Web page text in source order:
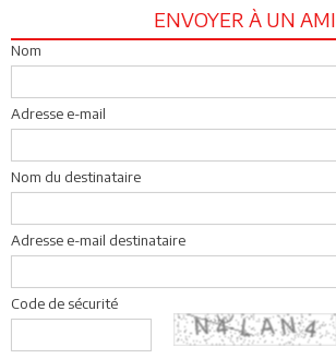
ENVOYER À UN AMI
Nom
Adresse e-mail
Nom du destinataire
Adresse e-mail destinataire
Code de sécurité